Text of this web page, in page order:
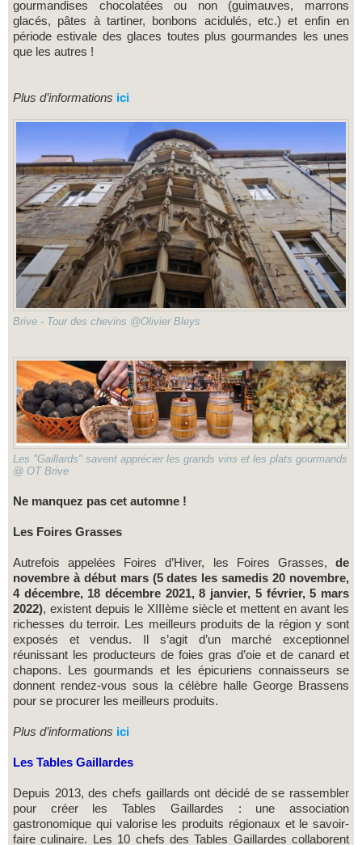
gourmandises chocolatées ou non (guimauves, marrons
glacés, pâtes à tartiner, bonbons acidulés, etc.) et enfin en
période estivale des glaces toutes plus gourmandes les unes
que les autres !
Plus d’informations ici
Brive - Tour des chevins @Olivier Bleys
Les "Gaillards" savent apprécier les grands vins et les plats gourmands
@ OT Brive
Ne manquez pas cet automne !
Les Foires Grasses
Autrefois appelées Foires d’Hiver, les Foires Grasses, de
novembre à début mars (5 dates les samedis 20 novembre,
4 décembre, 18 décembre 2021, 8 janvier, 5 février, 5 mars
2022), existent depuis le XIIIème siècle et mettent en avant les
richesses du terroir. Les meilleurs produits de la région y sont
exposés et vendus. Il s’agit d’un marché exceptionnel
réunissant les producteurs de foies gras d’oie et de canard et
chapons. Les gourmands et les épicuriens connaisseurs se
donnent rendez-vous sous la célèbre halle George Brassens
pour se procurer les meilleurs produits.
Plus d’informations ici
Les Tables Gaillardes
Depuis 2013, des chefs gaillards ont décidé de se rassembler
pour créer les Tables Gaillardes : une association
gastronomique qui valorise les produits régionaux et le savoir-
faire culinaire. Les 10 chefs des Tables Gaillardes collaborent